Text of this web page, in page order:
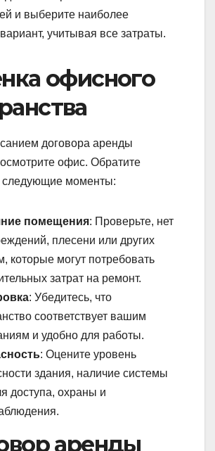
и выберите наиболее
учитывая все затраты.
офисного
договора аренды
офис. Обратите
следующие моменты:
помещения: Проверьте, нет
плесени или других
которые могут потребовать
затрат на ремонт.
: Убедитесь, что
соответствует вашим
и удобно для работы.
: Оцените уровень
здания, наличие системы
доступа, охраны и
аренды